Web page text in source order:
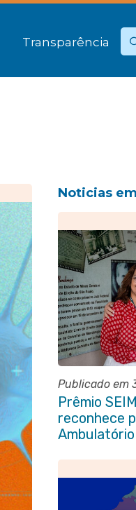
Transparência
Noticias
Publicado em
Prêmio
reconhece